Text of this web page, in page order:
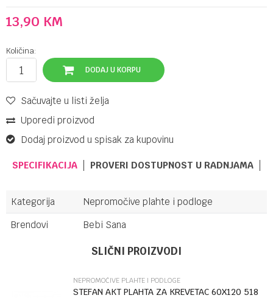
13,90 KM
Količina:
DODAJ U KORPU
Sačuvajte u listi želja
Uporedi proizvod
Dodaj proizvod u spisak za kupovinu
SPECIFIKACIJA PROVERI DOSTUPNOST U RADNJAMA
Kategorija
Nepromočive plahte i podloge
Brendovi
Bebi Sana
SLIČNI PROIZVODI
NEPROMOČIVE PLAHTE I PODLOGE
STEFAN AKT PLAHTA ZA KREVETAC 60X120 518